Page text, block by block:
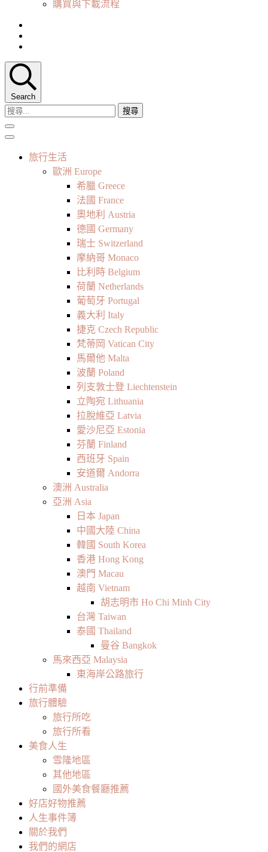
購買與下載流程
Search
搜
尋
關
旅行生活
歐洲 Europe
希臘 Greece
法國 France
奧地利 Austria
德國 Germany
瑞士 Switzerland
摩納哥 Monaco
比利時 Belgium
荷蘭 Netherlands
葡萄牙 Portugal
義大利 Italy
捷克 Czech Republic
梵蒂岡 Vatican City
馬爾他 Malta
波蘭 Poland
列支敦士登 Liechtenstein
立陶宛 Lithuania
拉脫維亞 Latvia
愛沙尼亞 Estonia
芬蘭 Finland
西班牙 Spain
安道爾 Andorra
澳洲 Australia
亞洲 Asia
日本 Japan
中國大陸 China
韓國 South Korea
香港 Hong Kong
澳門 Macau
越南 Vietnam
胡志明市 Ho Chi Minh City
台灣 Taiwan
泰國 Thailand
曼谷 Bangkok
馬來西亞 Malaysia
東海岸公路旅行
行前準備
旅行體驗
旅行所吃
旅行所看
美食人生
雪隆地區
其他地區
國外美食餐廳推薦
好店好物推薦
人生事件簿
關於我們
我們的網店